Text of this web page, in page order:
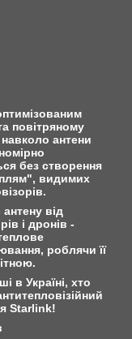
повітряному
антени
без створення
видимих
від
і дронів -
роблячи її
в Україні, хто
Starlink!